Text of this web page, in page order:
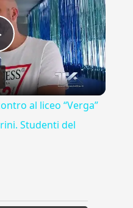
al liceo “Verga”
Studenti del